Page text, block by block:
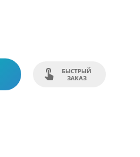
БЫСТРЫЙ
ЗАКАЗ